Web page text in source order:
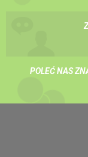
POLEĆ NAS